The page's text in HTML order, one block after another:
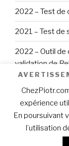
2022 – Test de
2021 – Test de
2022 – Outil de
validation de
Recherche
pour
:
Fièrement
expérience
En poursuivant
l’utilisation